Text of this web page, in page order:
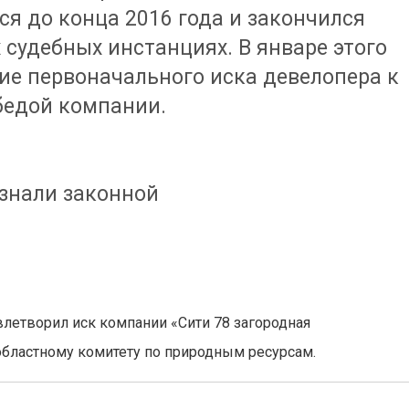
до конца 2016 года и закончился
инстанциях. В январе этого
первоначального иска девелопера к
компании.
законной
иск компании «Сити 78 загородная
комитету по природным ресурсам.